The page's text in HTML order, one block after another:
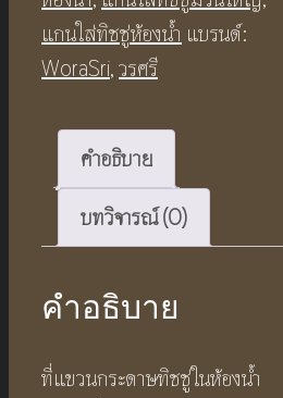
แกนใส่ทิชชู่ห้องน้ำ แบรนด์:
WoraSri,วรศรี
คำอธิบาย
บทวิจารณ์ (0)
คำอธิบาย
ที่แขวนกระดาษทิชชู่ในห้องน้ำ